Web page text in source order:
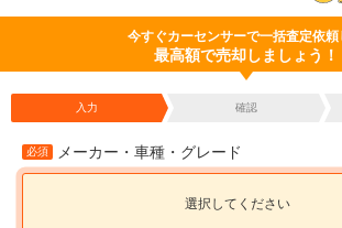
今すぐカーセンサーで一括査定依頼
最高額で売却しましょう！
入力 確認
必須 メーカー・車種・グレード
選択してください